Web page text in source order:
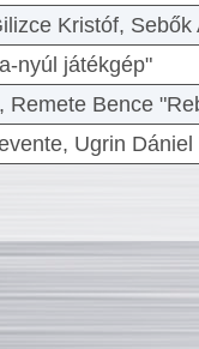
Kristóf,
nyúl játékgép"
Remete Bence
Ugrin